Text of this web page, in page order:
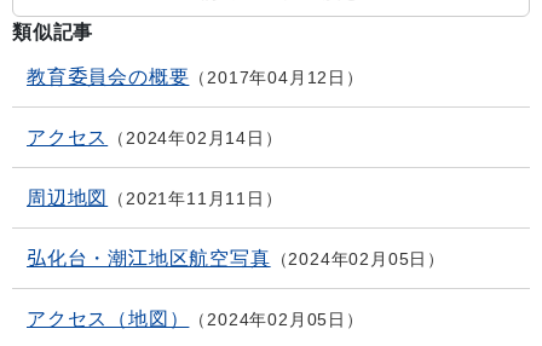
類似記事
教育委員会の概要 2017年04月12日
アクセス 2024年02月14日
周辺地図 2021年11月11日
弘化台・潮江地区航空写真 2024年02月05日
アクセス（地図） 2024年02月05日